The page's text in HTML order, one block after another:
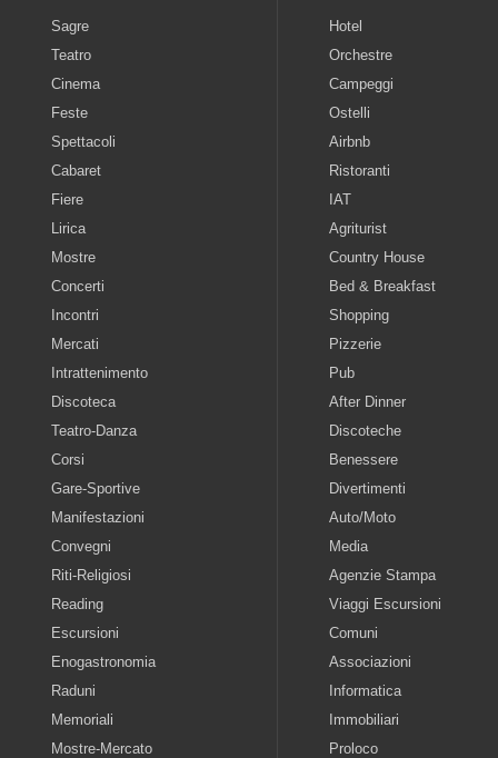
Sagre
Teatro
Cinema
Feste
Spettacoli
Cabaret
Fiere
Lirica
Mostre
Concerti
Incontri
Mercati
Intrattenimento
Discoteca
Teatro-Danza
Corsi
Gare-Sportive
Manifestazioni
Convegni
Riti-Religiosi
Reading
Escursioni
Enogastronomia
Raduni
Memoriali
Mostre-Mercato
Hotel
Orchestre
Campeggi
Ostelli
Airbnb
Ristoranti
IAT
Agriturist
Country House
Bed & Breakfast
Shopping
Pizzerie
Pub
After Dinner
Discoteche
Benessere
Divertimenti
Auto/Moto
Media
Agenzie Stampa
Viaggi Escursioni
Comuni
Associazioni
Informatica
Immobiliari
Proloco